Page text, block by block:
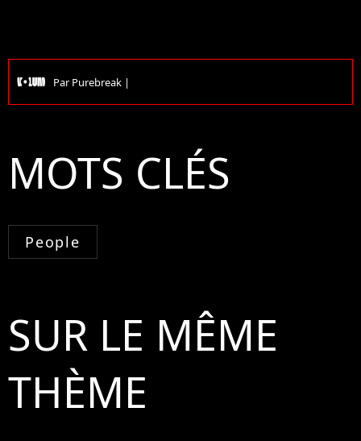
ParPurebreak |
MOTS CLÉS
People
SUR LE MÊME
THÈME